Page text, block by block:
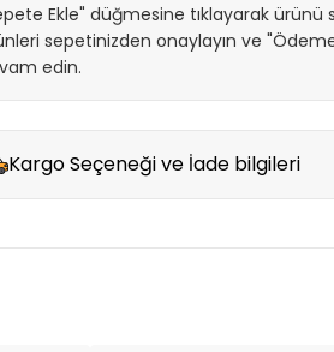
Ekle" düğmesine tıklayarak
sepetinizden onaylayın ve
edin.
Kargo Seçeneği ve İade bilgileri